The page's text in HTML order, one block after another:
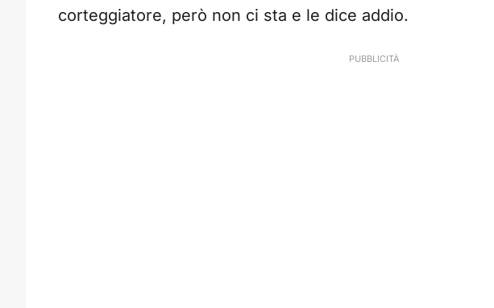
corteggiatore, però non ci sta e le dice addio.